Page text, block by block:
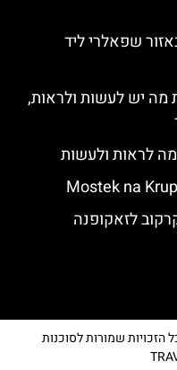
שפאלרי ליד
מה יש לעשות ולראות,
לזאקופנה
שמורות לסוכנות